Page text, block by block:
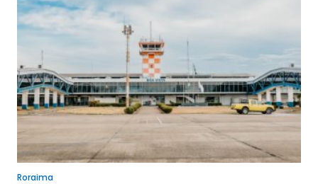
Roraima